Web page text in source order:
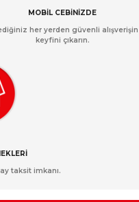
MOBİL CEBİNİZDE
her yerden güvenli alışverişin
keyfini çıkarın.
taksit imkanı.